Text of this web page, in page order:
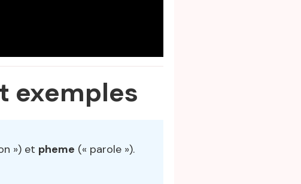
exemples
») et pheme (« parole »).